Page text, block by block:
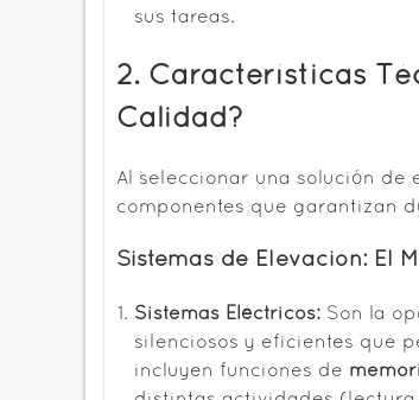
sus tareas.
2. Características
Calidad?
Al seleccionar una solución de
componentes que garantizan
Sistemas de Elevación: El
Sistemas Eléctricos: Son la
silenciosos y eficientes que
incluyen funciones de